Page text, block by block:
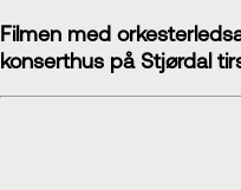
Filmen med
konserthus på Stjørdal